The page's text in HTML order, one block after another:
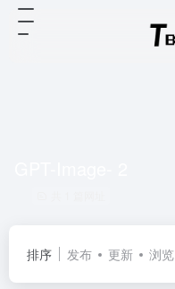
排序 发布 更新 浏览